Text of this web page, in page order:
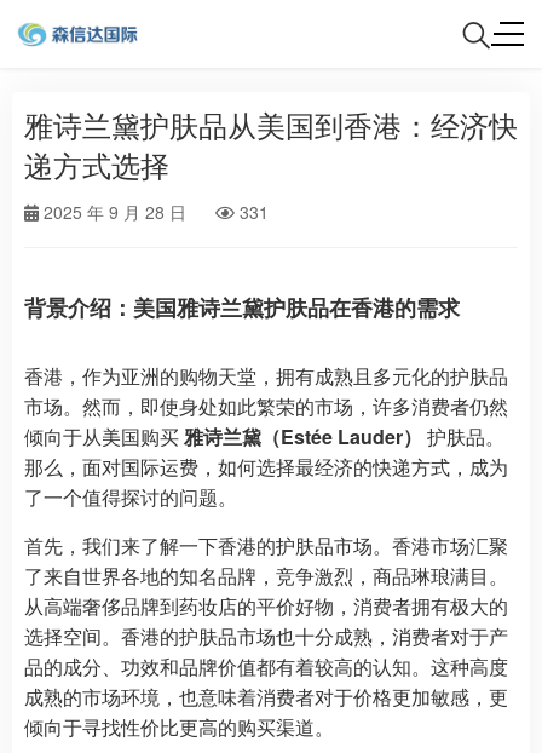
雅诗兰黛护肤品从美国到香港：经济快
递方式选择
2025 年 9 月 28 日 331
背景介绍：美国雅诗兰黛护肤品在香港的需求
香港，作为亚洲的购物天堂，拥有成熟且多元化的护肤品
市场。然而，即使身处如此繁荣的市场，许多消费者仍然
倾向于从美国购买雅诗兰黛（Estée Lauder） 护肤品。
那么，面对国际运费，如何选择最经济的快递方式，成为
了一个值得探讨的问题。
首先，我们来了解一下香港的护肤品市场。香港市场汇聚
了来自世界各地的知名品牌，竞争激烈，商品琳琅满目。
从高端奢侈品牌到药妆店的平价好物，消费者拥有极大的
选择空间。香港的护肤品市场也十分成熟，消费者对于产
品的成分、功效和品牌价值都有着较高的认知。这种高度
成熟的市场环境，也意味着消费者对于价格更加敏感，更
倾向于寻找性价比更高的购买渠道。